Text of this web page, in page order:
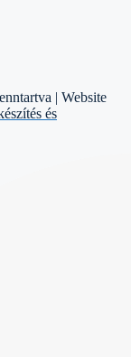
| Website
és